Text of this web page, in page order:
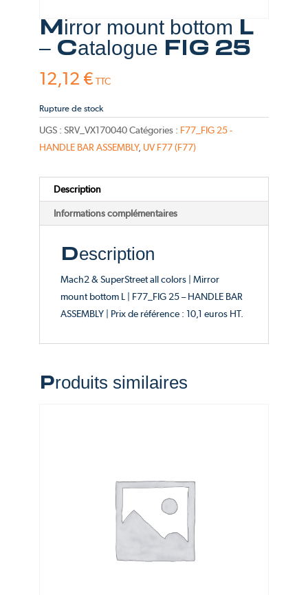
Mirror mount bottom L
– Catalogue FIG 25
12,12 € TTC
Rupture de stock
UGS : SRV_VX170040 Catégories : F77_FIG 25 -
HANDLE BAR ASSEMBLY, UV F77 (F77)
Description
Informations complémentaires
Description
Mach2 & SuperStreet all colors | Mirror
mount bottom L | F77_FIG 25 – HANDLE BAR
ASSEMBLY | Prix de référence : 10,1 euros HT.
Produits similaires